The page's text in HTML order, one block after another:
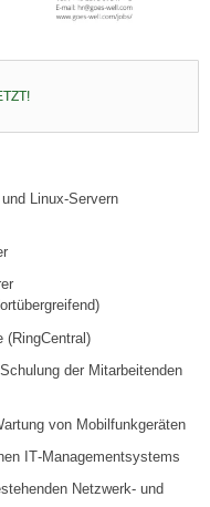
Linux‑Servern
(RingCentral)
der Mitarbeitenden
von Mobilfunkgeräten
IT‑Managementsystems
Netzwerk‑ und